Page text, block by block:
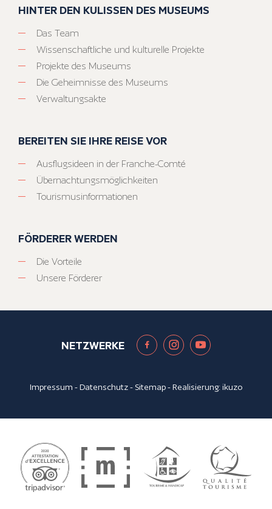
HINTER DEN KULISSEN DES MUSEUMS
Das Team
Wissenschaftliche und kulturelle Projekte
Projekte des Museums
Die Geheimnisse des Museums
Verwaltungsakte
BEREITEN SIE IHRE REISE VOR
Ausflugsideen in der Franche-Comté
Übernachtungsmöglichkeiten
Tourismusinformationen
FÖRDERER WERDEN
Die Vorteile
Unsere Förderer
NETZWERKE
Impressum -Datenschutz- Sitemap- Realisierung:ikuzo